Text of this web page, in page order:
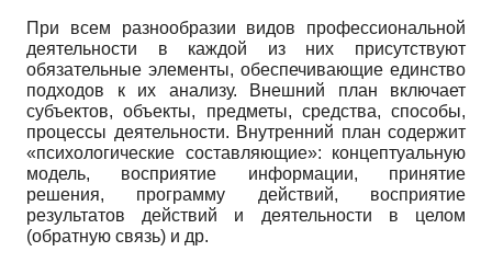
При всем разнообразии видов профессиональной
деятельности в каждой из них присутствуют
обязательные элементы, обеспечивающие единство
подходов к их анализу. Внешний план включает
субъектов, объекты, предметы, средства, способы,
процессы деятельности. Внутренний план содержит
«психологические составляющие»: концептуальную
модель, восприятие информации, принятие
решения, программу действий, восприятие
результатов действий и деятельности в целом
(обратную связь) и др.